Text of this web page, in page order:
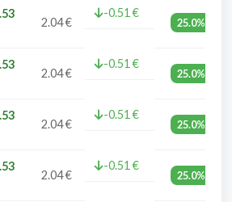
2.04 €
-0.51 €
25.0%
2.04 €
-0.51 €
25.0%
2.04 €
-0.51 €
25.0%
2.04 €
-0.51 €
25.0%